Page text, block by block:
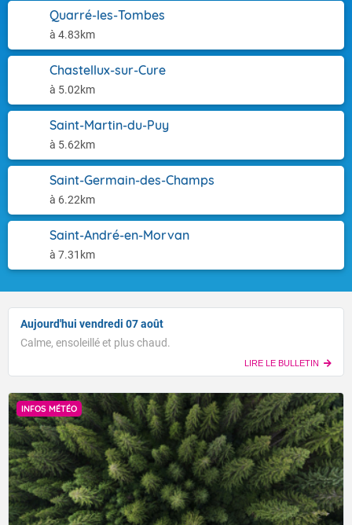
Quarré-les-Tombes
à 4.83km
Chastellux-sur-Cure
à 5.02km
Saint-Martin-du-Puy
à 5.62km
Saint-Germain-des-Champs
à 6.22km
Saint-André-en-Morvan
à 7.31km
Aujourd'hui vendredi 07 août
Calme, ensoleillé et plus chaud.
LIRE LE BULLETIN
INFOS MÉTÉO